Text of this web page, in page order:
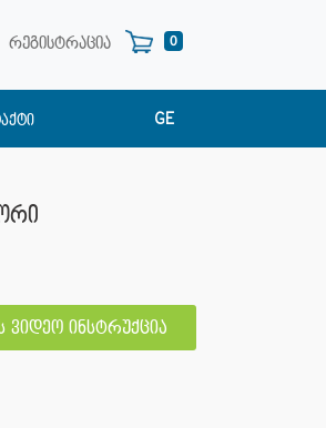
რეგისტრაცია 0
GE
ვიდეო ინსტრუქცია